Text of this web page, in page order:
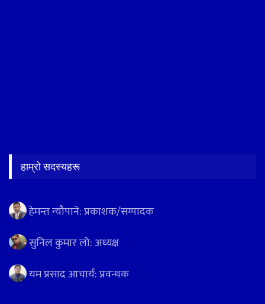
हाम्रो सदस्यहरू
हेमन्त न्यौपाने: प्रकाशक/सम्पादक
सुनिल कुमार लो: अध्यक्ष
यम प्रसाद आचार्य: प्रवन्धक